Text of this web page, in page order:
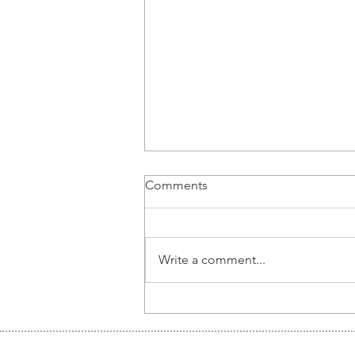
Comments
Write a comment...